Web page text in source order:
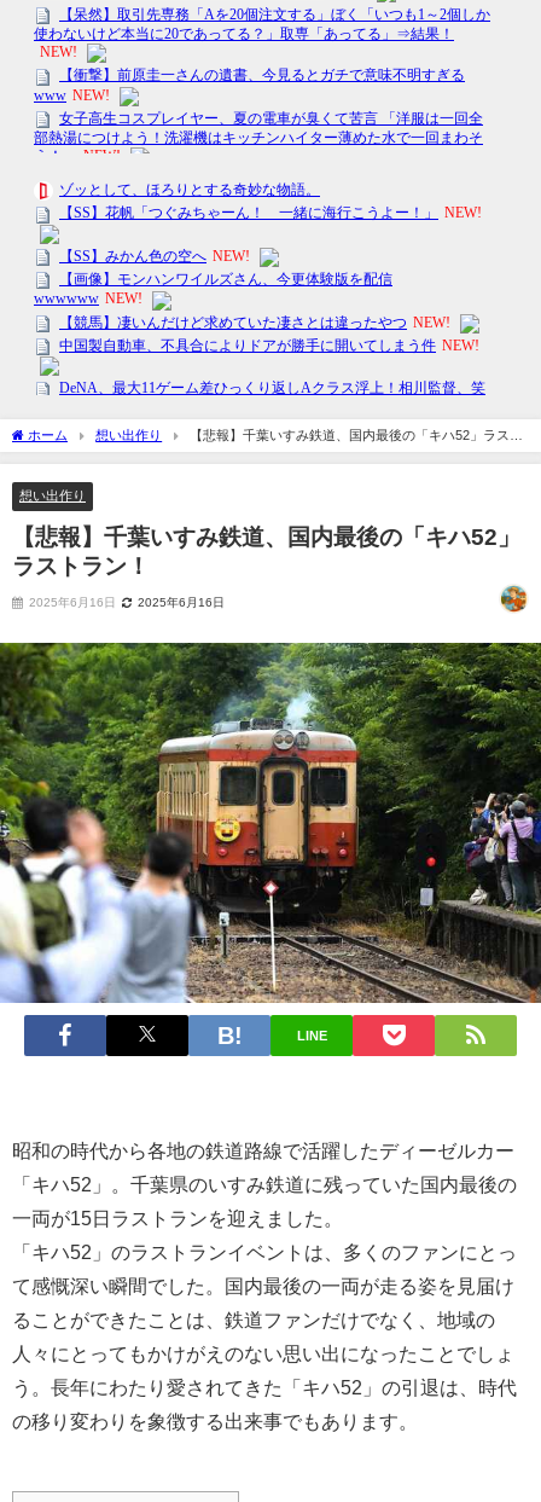
ホーム 想い出作り
【悲報】千葉いすみ鉄道、国内最後の「キハ52」ラスト
ラン！
想い出作り
【悲報】千葉いすみ鉄道、国内最後の「キハ52」
ラストラン！
2025年6月16日 2025年6月16日
LINE
昭和の時代から各地の鉄道路線で活躍したディーゼルカー
「キハ52」。千葉県のいすみ鉄道に残っていた国内最後の
一両が15日ラストランを迎えました。
「キハ52」のラストランイベントは、多くのファンにとっ
て感慨深い瞬間でした。国内最後の一両が走る姿を見届け
ることができたことは、鉄道ファンだけでなく、地域の
人々にとってもかけがえのない思い出になったことでしょ
う。長年にわたり愛されてきた「キハ52」の引退は、時代
の移り変わりを象徴する出来事でもあります。